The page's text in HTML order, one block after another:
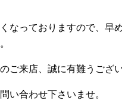
なっておりますので、早
ご来店、誠に有難うござ
い合わせ下さいませ。